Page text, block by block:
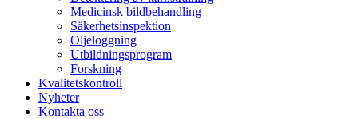
Medicinsk bildbehandling
Säkerhetsinspektion
Oljeloggning
Utbildningsprogram
Forskning
Kvalitetskontroll
Nyheter
Kontakta oss